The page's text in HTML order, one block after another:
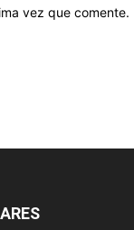
vez que comente.